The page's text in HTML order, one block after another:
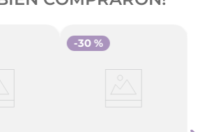
-30 %